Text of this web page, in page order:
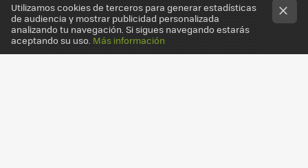
Utilizamos cookies de terceros para generar estadísticas
de audiencia y mostrar publicidad personalizada
analizando tu navegación. Si sigues navegando estarás
aceptando su uso. Más información